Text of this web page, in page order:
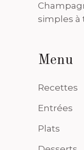
simples à
Menu
Recettes
Entrées
Plats